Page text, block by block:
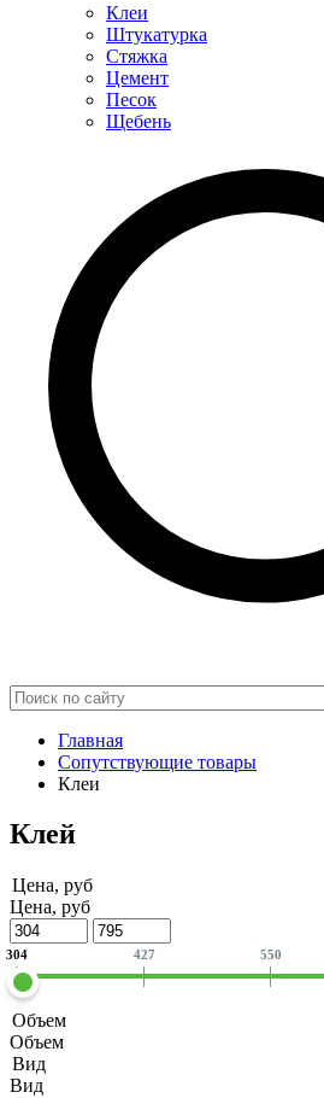
Клеи
Штукатурка
Стяжка
Цемент
Песок
Щебень
Главная
Сопутствующие товары
Клеи
Клей
Цена, руб
Цена, руб
304 427 550
Объем
Объем
Вид
Вид